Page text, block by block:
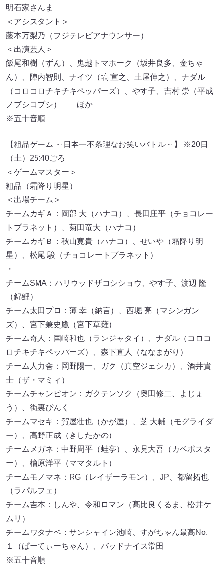
明石家さんま
＜アシスタント＞
藤本万梨乃（フジテレビアナウンサー）
＜出演芸人＞
飯尾和樹（ずん）、鬼越トマホーク（坂井良多、金ちゃ
ん）、陣内智則、ナイツ（塙 宣之、土屋伸之）、ナダル
（コロコロチキチキペッパーズ）、やす子、吉村 崇（平成
ノブシコブシ） ほか
※五十音順
【粗品ゲーム ～日本一不条理なお笑いバトル～】 ※20日
（土）25:40ごろ
＜ゲームマスター＞
粗品（霜降り明星）
＜出場チーム＞
チームカギＡ：岡部 大（ハナコ）、長田庄平（チョコレー
トプラネット）、菊田竜大（ハナコ）
チームカギＢ：秋山寛貴（ハナコ）、せいや（霜降り明
星）、松尾 駿（チョコレートプラネット）
・
チームSMA：ハリウッドザコシショウ、やす子、渡辺 隆
（錦鯉）
チーム太田プロ：薄 幸（納言）、西堀 亮（マシンガン
ズ）、宮下兼史鷹（宮下草薙）
チーム奇人：国崎和也（ランジャタイ）、ナダル（コロコ
ロチキチキペッパーズ）、森下直人（ななまがり）
チーム人力舎：岡野陽一、ガク（真空ジェシカ）、酒井貴
士（ザ・マミィ）
チームチャンピオン：ガクテンソク（奥田修二、よじょ
う）、街裏ぴんく
チームマセキ：賀屋壮也（かが屋）、芝 大輔（モグライダ
ー）、高野正成（きしたかの）
チームメガネ：中野周平（蛙亭）、永見大吾（カベポスタ
ー）、檜原洋平（ママタルト）
チームモノマネ：RG（レイザーラモン）、JP、都留拓也
（ラパルフェ）
チーム吉本：しんや、令和ロマン（髙比良くるま、松井ケ
ムリ）
チームワタナベ：サンシャイン池崎、すがちゃん最高No.
１（ぱーてぃーちゃん）、バッドナイス常田
※五十音順